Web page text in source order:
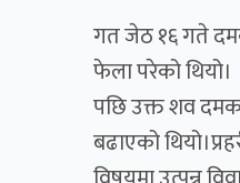
गत जेठ १६ गते
फेला परेको थियो।
पछि उक्त शव
बढाएको